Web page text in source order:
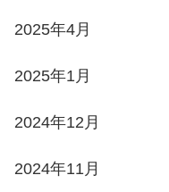
2025年4月
2025年1月
2024年12月
2024年11月